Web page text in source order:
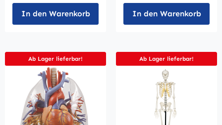
In den Warenkorb In den Warenkorb
Ab Lager lieferbar! Ab Lager lieferbar!